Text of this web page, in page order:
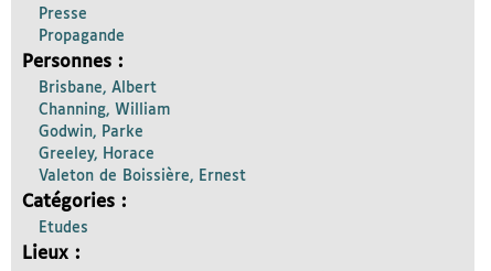
Presse
Propagande
Personnes :
Brisbane, Albert
Channing, William
Godwin, Parke
Greeley, Horace
Valeton de Boissière, Ernest
Catégories :
Etudes
Lieux :